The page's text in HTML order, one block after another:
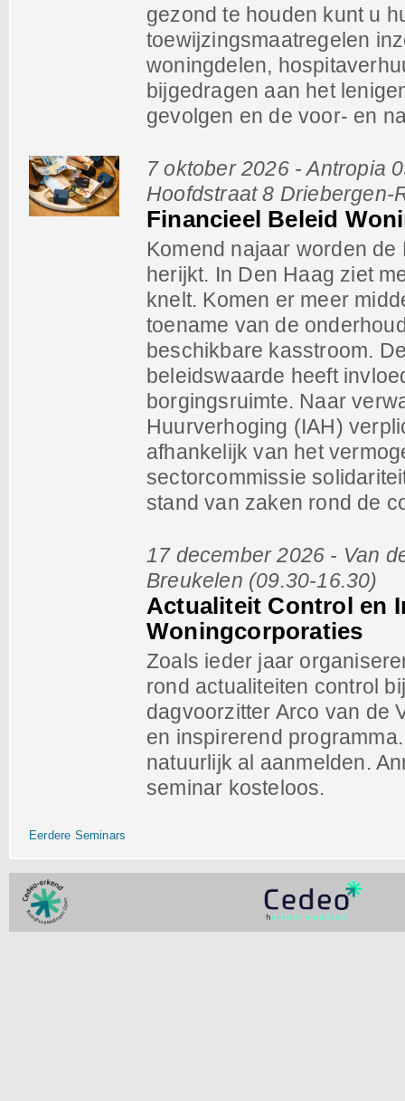
gezond te houden kunt u
toewijzingsmaatregelen
woningdelen,
bijgedragen aan het
gevolgen en de voor- en
7 oktober 2026 - Antropia
Hoofdstraat 8 Driebergen-
Financieel Beleid
Komend najaar worden
herijkt. In Den Haag ziet
knelt. Komen er meer
toename van de
beschikbare kasstroom.
beleidswaarde heeft
borgingsruimte. Naar
Huurverhoging (IAH)
afhankelijk van het
sectorcommissie
stand van zaken rond de
17 december 2026 - Van
Breukelen (09.30-16.30)
Actualiteit Control en
Woningcorporaties
Zoals ieder jaar
rond actualiteiten control
dagvoorzitter Arco van de
en inspirerend
natuurlijk al aanmelden.
seminar kosteloos.
Eerdere Seminars